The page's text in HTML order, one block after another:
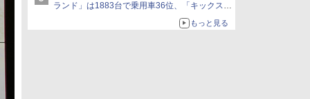
ランド」は1883台で乗用車36位、「キックス」
もっと見る